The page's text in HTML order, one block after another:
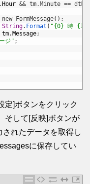
Hour && tm.Minute ==
String. Format ( "{0} 時
tm. Message;
ジ" ;
定]ボタンをクリック
そして[反映]ボタンが
れたデータを取得し
に保存してい